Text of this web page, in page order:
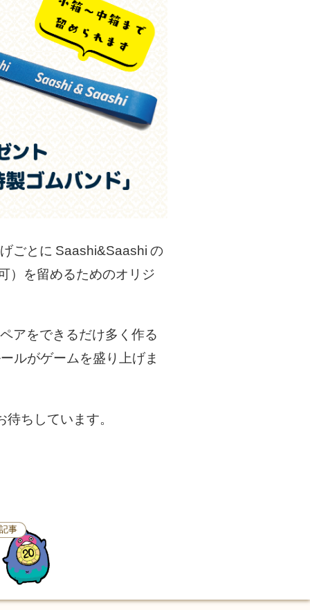
ごとに Saashi&Saashi の
）を留めるためのオリジ
アをできるだけ多く作る
ルがゲームを盛り上げま
ちしています。
事